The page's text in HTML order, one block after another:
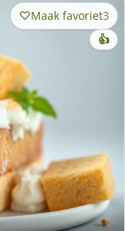
Maak favoriet3
👍